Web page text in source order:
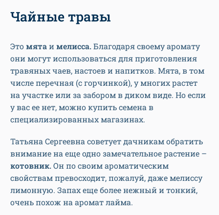
Чайные травы
Этомятаи мелисса.Благодаря своему аромату
они могут использоваться для приготовления
травяных чаев, настоев и напитков. Мята, в том
числе перечная (с горчинкой), у многих растет
на участке или за забором в диком виде. Но если
у вас ее нет, можно купить семена в
специализированных магазинах.
Татьяна Сергеевна советует дачникам обратить
внимание на еще одно замечательное растение –
котовник.Он по своим ароматическим
свойствам превосходит, пожалуй, даже мелиссу
лимонную. Запах еще более нежный и тонкий,
очень похож на аромат лайма.